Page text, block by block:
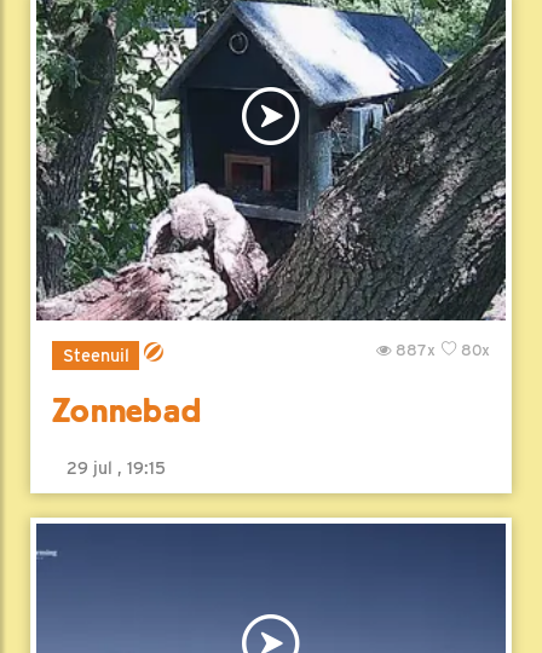
Steenuil 80x
887x
Zonnebad
29 jul , 19:15